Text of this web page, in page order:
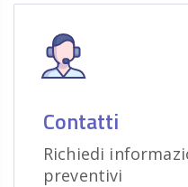
Contatti
Richiedi
preventivi